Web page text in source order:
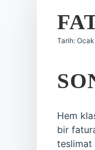
Tarih:
Hem
bir
teslimat